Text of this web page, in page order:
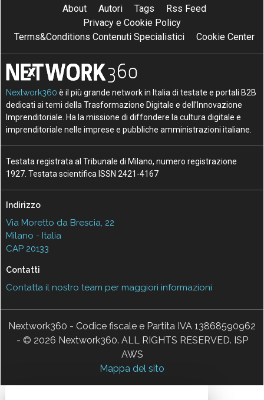
About Autori Tags
Rss Feed
Privacy e Cookie Policy
Terms&Conditions Contenuti Specialistici
Cookie Center
Nextwork360 è il più grande network in Italia di testate e portali B2B
dedicati ai temi della Trasformazione Digitale e dell’Innovazione
Imprenditoriale. Ha la missione di diffondere la cultura digitale e
imprenditoriale nelle imprese e pubbliche amministrazioni italiane.
Testata registrata al Tribunale di Milano, numero registrazione
1927. Testata scientifica ISSN 2421-4167
Indirizzo
Via Moretto da Brescia, 22
Milano - Italia
CAP 20133
Contatti
Contatta il nostro team per maggiori informazioni
Nextwork360 - Codice fiscale e Partita IVA 13868590962
- © 2026 Nextwork360. ALL RIGHTS RESERVED. ISP
AWS
Mappa del sito